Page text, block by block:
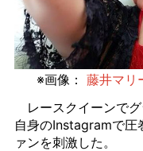
※画像： 藤井マリ
レースクイーンで
自身のInstagramで圧
ァンを刺激した。